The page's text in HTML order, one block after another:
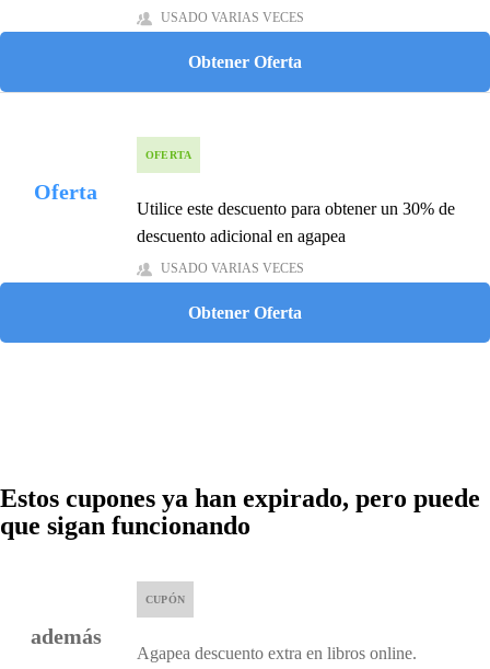
USADO VARIAS VECES
Obtener Oferta
Oferta
OFERTA
Utilice este descuento para obtener un 30% de
descuento adicional en agapea
USADO VARIAS VECES
Obtener Oferta
Estos cupones ya han expirado, pero puede
que sigan funcionando
además
CUPÓN
Agapea descuento extra en libros online.